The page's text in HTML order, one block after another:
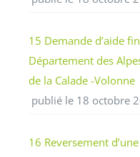
15 Demande d’aide
Département des
de la Calade -Volonne
publié le 18 octobre
16 Reversement